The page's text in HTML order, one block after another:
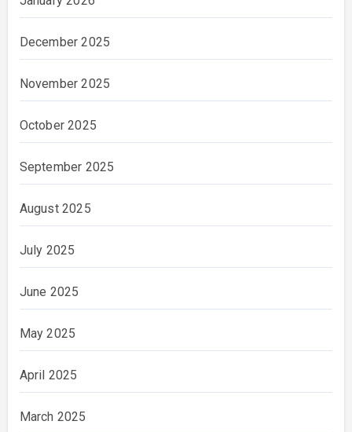
December 2025
November 2025
October 2025
September 2025
August 2025
July 2025
June 2025
May 2025
April 2025
March 2025